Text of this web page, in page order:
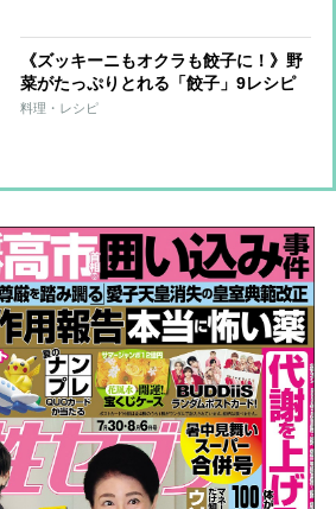
《ズッキーニもオクラも餃子に！》野
菜がたっぷりとれる「餃子」9レシピ
料理・レシピ